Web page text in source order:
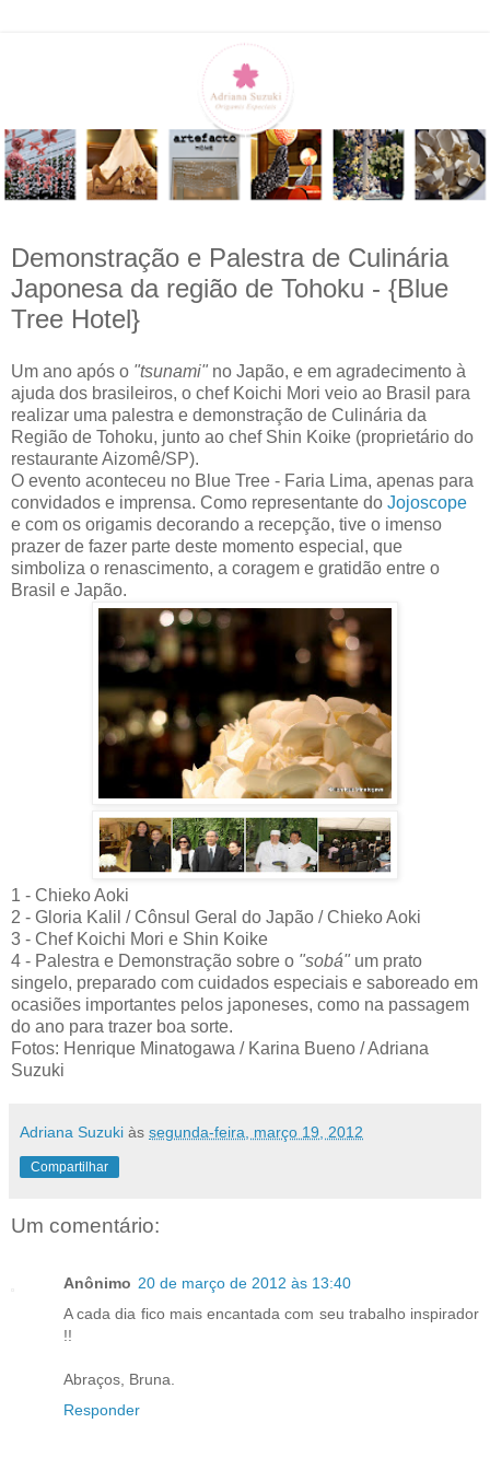
Demonstração e Palestra de Culinária
Japonesa da região de Tohoku - {Blue
Tree Hotel}
Um ano após o "tsunami" no Japão, e em agradecimento à
ajuda dos brasileiros, o chef Koichi Mori veio ao Brasil para
realizar uma palestra e demonstração de Culinária da
Região de Tohoku, junto ao chef Shin Koike (proprietário do
restaurante Aizomê/SP).
O evento aconteceu no Blue Tree - Faria Lima, apenas para
convidados e imprensa. Como representante do Jojoscope
e com os origamis decorando a recepção, tive o imenso
prazer de fazer parte deste momento especial, que
simboliza o renascimento, a coragem e gratidão entre o
Brasil e Japão.
1 - Chieko Aoki
2 - Gloria Kalil / Cônsul Geral do Japão / Chieko Aoki
3 - Chef Koichi Mori e Shin Koike
4 - Palestra e Demonstração sobre o "sobá" um prato
singelo, preparado com cuidados especiais e saboreado em
ocasiões importantes pelos japoneses, como na passagem
do ano para trazer boa sorte.
Fotos: Henrique Minatogawa / Karina Bueno / Adriana
Suzuki
Adriana Suzuki às segunda-feira, março 19, 2012
Compartilhar
Um comentário:
Anônimo 20 de março de 2012 às 13:40
A cada dia fico mais encantada com seu trabalho inspirador
!!
Abraços, Bruna.
Responder